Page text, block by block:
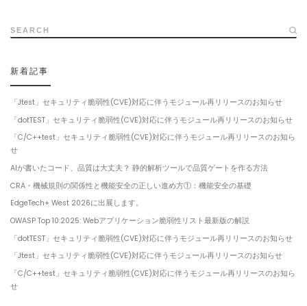
SEARCH
新着記事
「Jtest」セキュリティ脆弱性(CVE)対応に伴うモジュール再リリースのお知らせ
「dotTEST」セキュリティ脆弱性(CVE)対応に伴うモジュール再リリースのお知らせ
「C/C++test」セキュリティ脆弱性(CVE)対応に伴うモジュール再リリースのお知ら
せ
AIが書いたコード、品質は大丈夫？ 静的解析ツールで品質ゲートを作る方法
CRA・機械規則の関係性と機能安全の正しい進め方①：機能安全の基礎
EdgeTech+ West 2026に出展します。
OWASP Top 10:2025: Webアプリケーション脆弱性リスト最新版の解説
「dotTEST」セキュリティ脆弱性(CVE)対応に伴うモジュール再リリースのお知らせ
「Jtest」セキュリティ脆弱性(CVE)対応に伴うモジュール再リリースのお知らせ
「C/C++test」セキュリティ脆弱性(CVE)対応に伴うモジュール再リリースのお知ら
せ